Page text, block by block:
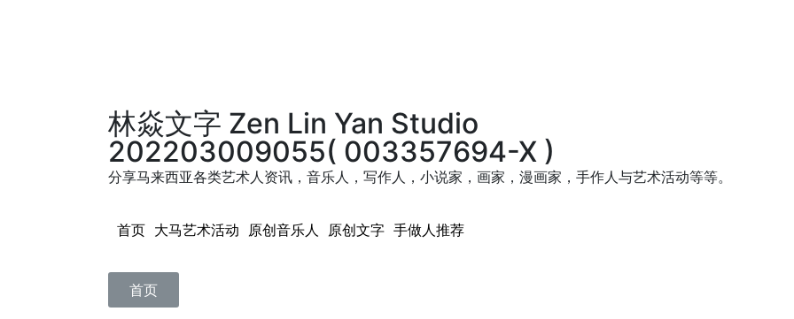
林焱文字 Zen Lin Yan Studio
202203009055( 003357694-X )
分享马来西亚各类艺术人资讯，音乐人，写作人，小说家，画家，漫画家，手作人与艺术活动等等。
首页 大马艺术活动 原创音乐人 原创文字 手做人推荐
首页